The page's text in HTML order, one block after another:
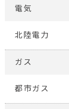
電気
北陸電力
ガス
都市ガス